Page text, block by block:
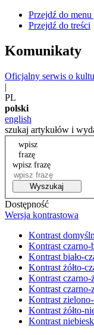
Przejdź do menu
Przejdź do treści
Komunikaty
Oficjalny serwis o
|
PL
polski
english
szukaj artykułów i
wpisz
frazę
wpisz frazę
Wyszukaj
Dostępność
Wersja kontrastowa
Kontrast
Kontrast czarno-
Kontrast biało-
Kontrast żółto-
Kontrast czarno-
Kontrast czarno-
Kontrast
Kontrast żółto-
Kontrast